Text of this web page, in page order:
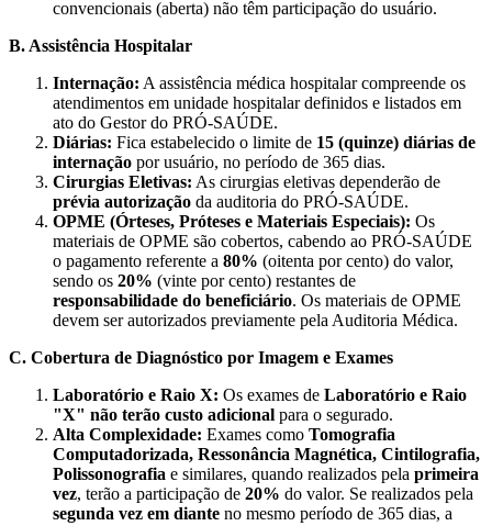
convencionais (aberta) não têm participação do usuário.
B. Assistência Hospitalar
Internação: A assistência médica hospitalar compreende os
atendimentos em unidade hospitalar definidos e listados em
ato do Gestor do PRÓ-SAÚDE.
Diárias: Fica estabelecido o limite de 15 (quinze) diárias de
internação por usuário, no período de 365 dias.
Cirurgias Eletivas: As cirurgias eletivas dependerão de
prévia autorização da auditoria do PRÓ-SAÚDE.
OPME (Órteses, Próteses e Materiais Especiais): Os
materiais de OPME são cobertos, cabendo ao PRÓ-SAÚDE
o pagamento referente a 80% (oitenta por cento) do valor,
sendo os 20% (vinte por cento) restantes de
responsabilidade do beneficiário. Os materiais de OPME
devem ser autorizados previamente pela Auditoria Médica.
C. Cobertura de Diagnóstico por Imagem e Exames
Laboratório e Raio X: Os exames de Laboratório e Raio
"X" não terão custo adicional para o segurado.
Alta Complexidade: Exames como Tomografia
Computadorizada, Ressonância Magnética, Cintilografia,
Polissonografia e similares, quando realizados pela primeira
vez, terão a participação de 20% do valor. Se realizados pela
segunda vez em diante no mesmo período de 365 dias, a